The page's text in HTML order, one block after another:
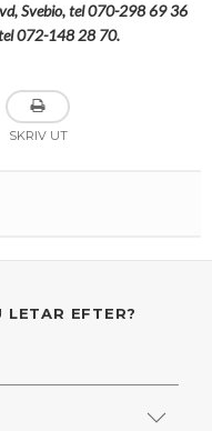
Svebio, tel 070-298 69 36
072-148 28 70.
SKRIV UT
LETAR EFTER?